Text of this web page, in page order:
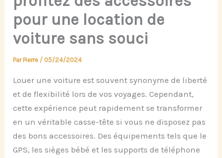
pour une location de
voiture sans souci
Par Pierre / 05/24/2024
Louer une voiture est souvent synonyme de liberté
et de flexibilité lors de vos voyages. Cependant,
cette expérience peut rapidement se transformer
en un véritable casse-tête si vous ne disposez pas
des bons accessoires. Des équipements tels que le
GPS, les sièges bébé et les supports de téléphone